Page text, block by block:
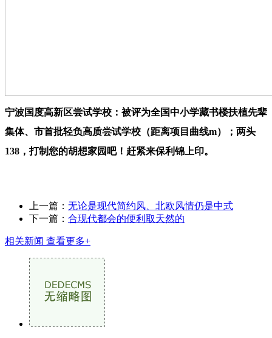
宁波国度高新区尝试学校：被评为全国中小学藏书楼扶植先辈
集体、市首批轻负高质尝试学校（距离项目曲线m）；两头
138，打制您的胡想家园吧！赶紧来保利锦上印。
上一篇： 无论是现代简约风、北欧风情仍是中式
下一篇： 合现代都会的便利取天然的
相关新闻 查看更多+